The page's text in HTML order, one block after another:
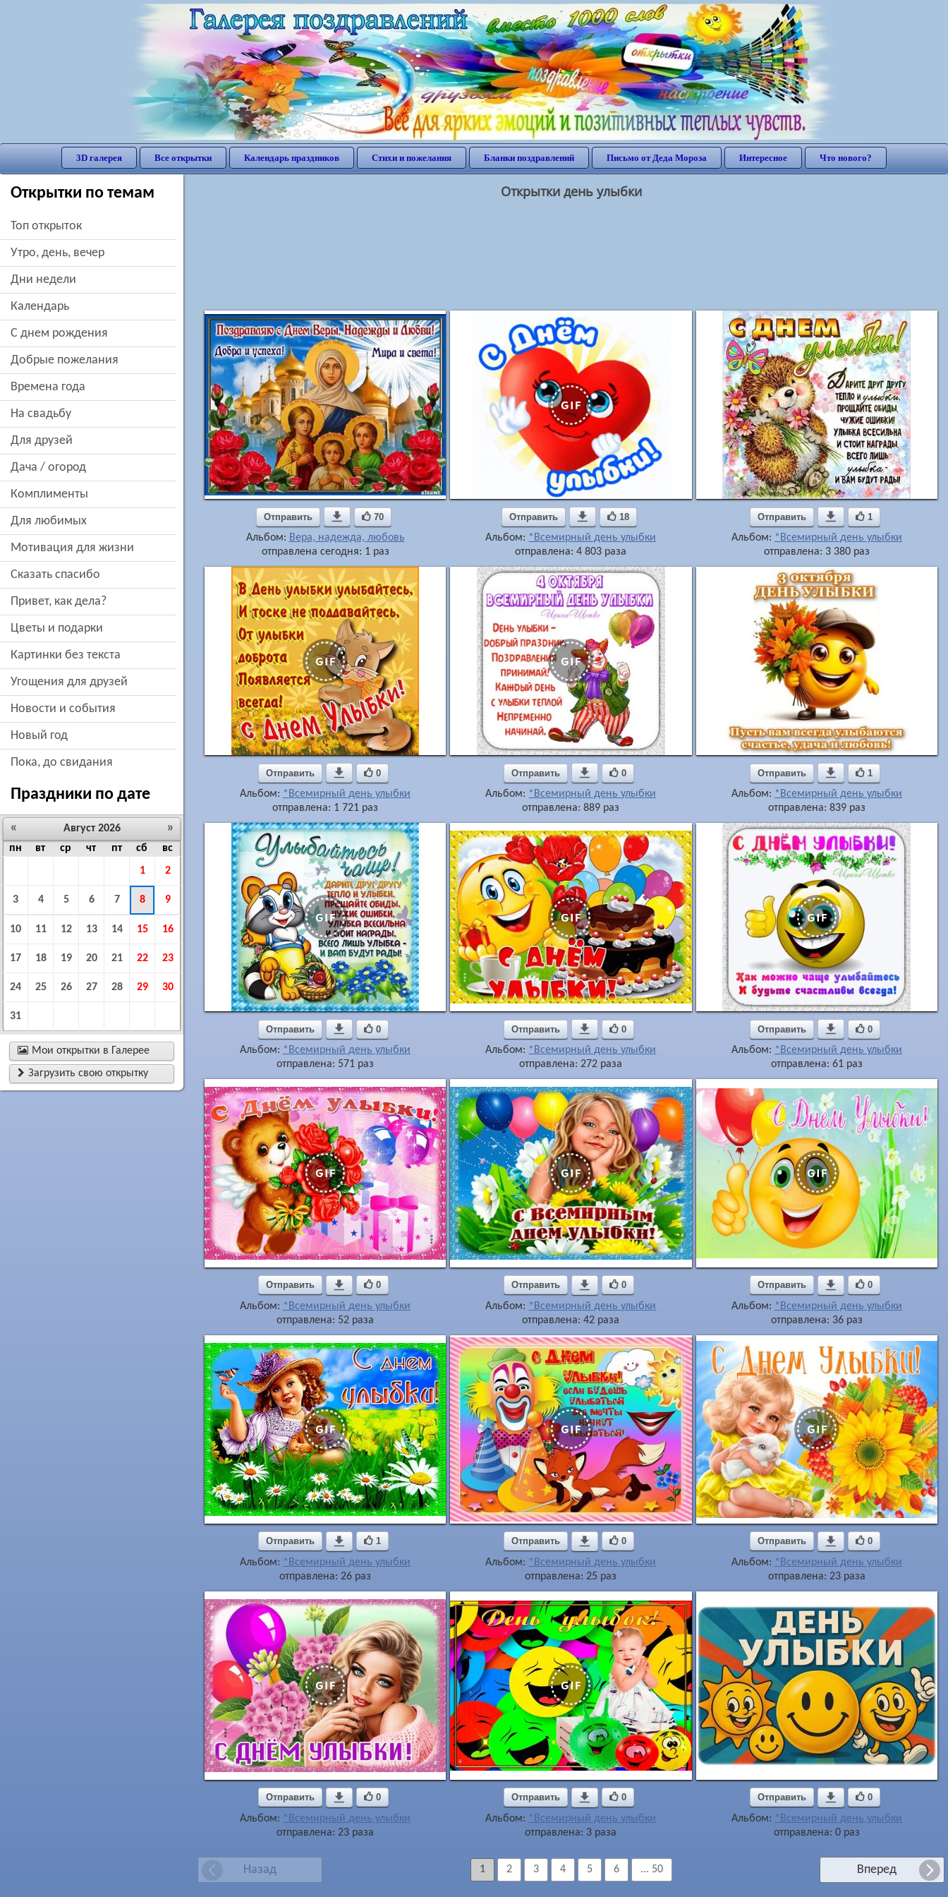
3D галерея Все открытки Календарь праздников Стихи и пожелания Бланки поздравлений Письмо от Деда Мороза Интересное Что нового?
Открытки по темам
Топ открыток
утро, день, вечер
дни недели
Календарь
c днем рождения
добрые пожелания
времена года
на свадьбу
для друзей
дача / огород
комплименты
для любимых
мотивация для жизни
сказать спасибо
привет, как дела?
цветы и подарки
картинки без текста
угощения для друзей
новости и события
новый год
пока, до свидания
Праздники по дате
« »
Август 2026
пн
вт ср чт пт сб
вс
1
2
3 4 5 6 7 8 9
10 11 12 13 14 15 16
17 18 19 20 21 22 23
24 25 26 27 28 29 30
31
 Мои открытки в Галерее
 Загрузить свою открытку
Открытки день улыбки
Отправить  70
Альбом: Вера, надежда, любовь
отправлена сегодня: 1 раз
Отправить  18
Альбом: *Всемирный день улыбки
отправлена: 4 803 раза
Отправить  1
Альбом: *Всемирный день улыбки
отправлена: 3 380 раз
Отправить  0
Альбом: *Всемирный день улыбки
отправлена: 1 721 раз
Отправить  0
Альбом: *Всемирный день улыбки
отправлена: 889 раз
Отправить  1
Альбом: *Всемирный день улыбки
отправлена: 839 раз
Отправить  0
Альбом: *Всемирный день улыбки
отправлена: 571 раз
Отправить  0
Альбом: *Всемирный день улыбки
отправлена: 272 раза
Отправить  0
Альбом: *Всемирный день улыбки
отправлена: 61 раз
Отправить  0
Альбом: *Всемирный день улыбки
отправлена: 52 раза
Отправить  0
Альбом: *Всемирный день улыбки
отправлена: 42 раза
Отправить  0
Альбом: *Всемирный день улыбки
отправлена: 36 раз
Отправить  1
Альбом: *Всемирный день улыбки
отправлена: 26 раз
Отправить  0
Альбом: *Всемирный день улыбки
отправлена: 25 раз
Отправить  0
Альбом: *Всемирный день улыбки
отправлена: 23 раза
Отправить  0
Альбом: *Всемирный день улыбки
отправлена: 23 раза
Отправить  0
Альбом: *Всемирный день улыбки
отправлена: 3 раза
Отправить  0
Альбом: *Всемирный день улыбки
отправлена: 0 раз
Назад Вперед
1 2 3 4 5 6 ... 50